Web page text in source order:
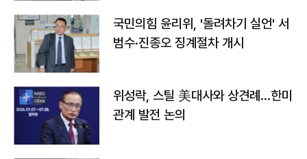
국민의힘 윤리위, '돌려차기 실언' 서
범수·진종오 징계절차 개시
위성락, 스틸 美대사와 상견례…한미
관계 발전 논의